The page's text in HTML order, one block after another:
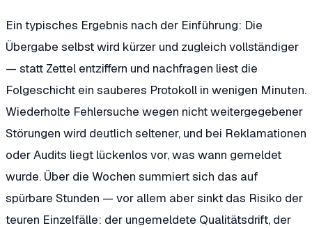
Ein typisches Ergebnis nach der Einführung: Die
Übergabe selbst wird kürzer und zugleich vollständiger
— statt Zettel entziffern und nachfragen liest die
Folgeschicht ein sauberes Protokoll in wenigen Minuten.
Wiederholte Fehlersuche wegen nicht weitergegebener
Störungen wird deutlich seltener, und bei Reklamationen
oder Audits liegt lückenlos vor, was wann gemeldet
wurde. Über die Wochen summiert sich das auf
spürbare Stunden — vor allem aber sinkt das Risiko der
teuren Einzelfälle: der ungemeldete Qualitätsdrift, der